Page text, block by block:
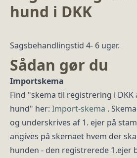
hund i DKK
Sagsbehandlingstid 4- 6 uger.
Sådan gør du
Importskema
Find "skema til registrering i
hund" her: Import-skema .
og underskrives af 1. ejer på
angives på skemaet hvem der
hunden - den registrerede 1.ejer